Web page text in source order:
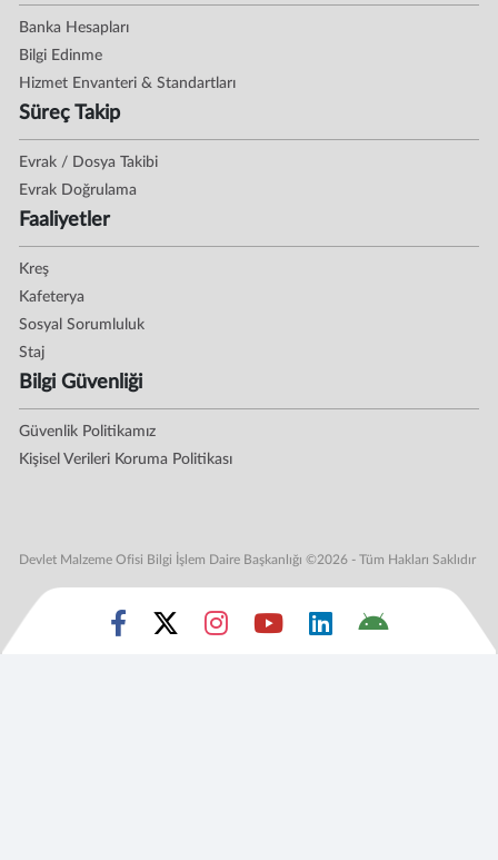
Banka Hesapları
Bilgi Edinme
Hizmet Envanteri & Standartları
Süreç Takip
Evrak / Dosya Takibi
Evrak Doğrulama
Faaliyetler
Kreş
Kafeterya
Sosyal Sorumluluk
Staj
Bilgi Güvenliği
Güvenlik Politikamız
Kişisel Verileri Koruma Politikası
Devlet Malzeme Ofisi Bilgi İşlem Daire Başkanlığı ©2026 - Tüm Hakları Saklıdır